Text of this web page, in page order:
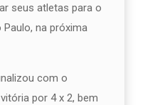
seus atletas para o
na próxima
com o
por 4 x 2, bem